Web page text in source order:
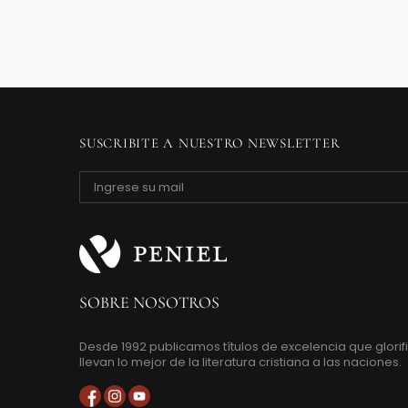
SUSCRIBITE A NUESTRO NEWSLETTER
SOBRE NOSOTROS
Desde 1992 publicamos títulos de excelencia que
llevan lo mejor de la literatura cristiana a las naciones.